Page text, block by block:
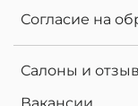
Согласие на
Салоны и